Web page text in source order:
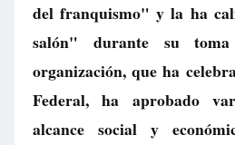
del franquismo" y la ha
salón" durante su
organización, que ha
Federal, ha aprobado
alcance social y